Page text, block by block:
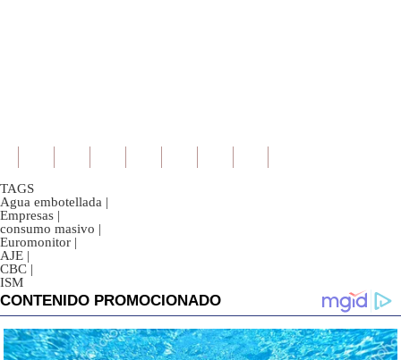
TAGS
Agua embotellada |
Empresas |
consumo masivo |
Euromonitor |
AJE |
CBC |
ISM